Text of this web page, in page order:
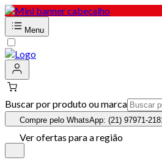
Menu
Buscar por produto ou marca
Compre pelo WhatsApp: (21) 97971-
Ver ofertas para a região